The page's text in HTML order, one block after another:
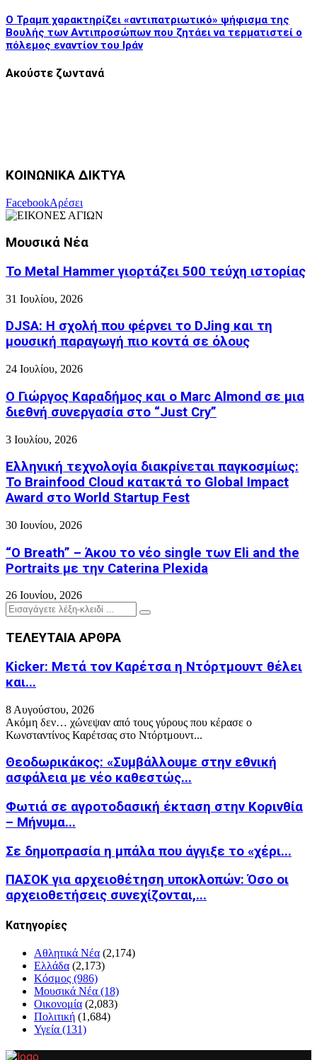
Ο Τραμπ χαρακτηρίζει «αντιπατριωτικό» ψήφισμα της
Βουλής των Αντιπροσώπων που ζητάει να τερματιστεί ο
πόλεμος εναντίον του Ιράν
Ακούστε ζωντανά
ΚΟΙΝΩΝΙΚΑ ΔΙΚΤΥΑ
FacebookΑρέσει
Μουσικά Νέα
Το Metal Hammer γιορτάζει 500 τεύχη ιστορίας
31 Ιουλίου, 2026
DJSA: Η σχολή που φέρνει το DJing και τη
μουσική παραγωγή πιο κοντά σε όλους
24 Ιουλίου, 2026
Ο Γιώργος Καραδήμος και ο Marc Almond σε μια
διεθνή συνεργασία στο “Just Cry”
3 Ιουλίου, 2026
Ελληνική τεχνολογία διακρίνεται παγκοσμίως:
Το Brainfood Cloud κατακτά το Global Impact
Award στο World Startup Fest
30 Ιουνίου, 2026
“O Breath” – Άκου το νέο single των Eli and the
Portraits με την Caterina Plexida
26 Ιουνίου, 2026
Search
for:
Search
ΤΕΛΕΥΤΑΙΑ ΑΡΘΡΑ
Kicker: Μετά τον Καρέτσα η Ντόρτμουντ θέλει
και...
8 Αυγούστου, 2026
Ακόμη δεν… χώνεψαν από τους γύρους που κέρασε ο
Κωνσταντίνος Καρέτσας στο Ντόρτμουντ...
Θεοδωρικάκος: «Συμβάλλουμε στην εθνική
ασφάλεια με νέο καθεστώς...
Φωτιά σε αγροτοδασική έκταση στην Κορινθία
– Μήνυμα...
Σε δημοπρασία η μπάλα που άγγιξε το «χέρι...
ΠΑΣΟΚ για αρχειοθέτηση υποκλοπών: Όσο οι
αρχειοθετήσεις συνεχίζονται,...
Kατηγορίες
Αθλητικά Νέα (2,174)
Ελλάδα (2,173)
Κόσμος (986)
Μουσικά Νέα (18)
Οικονομία (2,083)
Πολιτική (1,684)
Υγεία (131)